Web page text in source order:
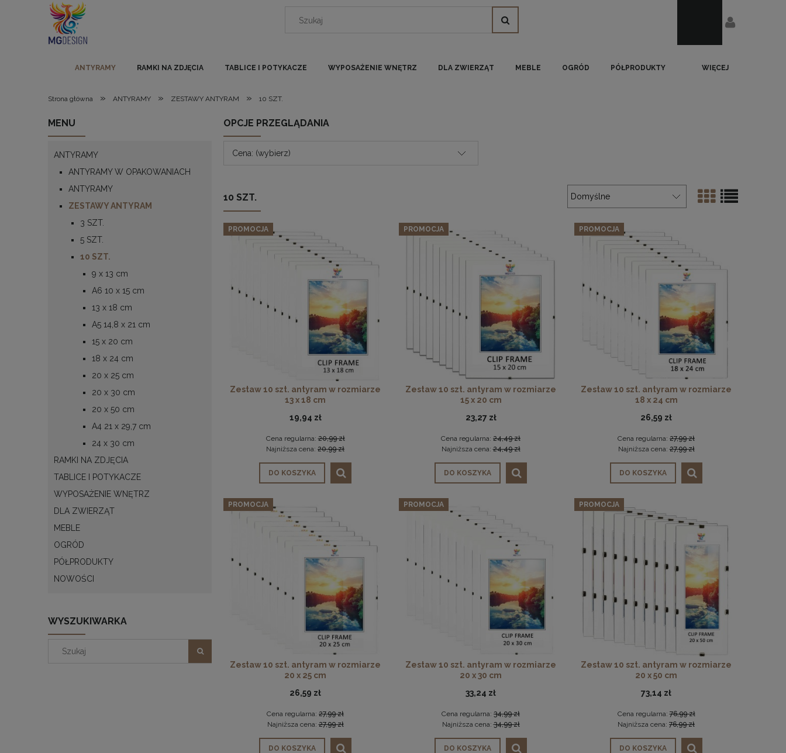
ANTYRAMY RAMKI NA ZDJĘCIA TABLICE I POTYKACZE WYPOSAŻENIE WNĘTRZ DLA ZWIERZĄT MEBLE OGRÓD PÓŁPRODUKTY WIĘCEJ
Strona główna » ANTYRAMY » ZESTAWY ANTYRAM » 10 SZT.
MENU
ANTYRAMY
ANTYRAMY W OPAKOWANIACH
ANTYRAMY
ZESTAWY ANTYRAM
3 SZT.
5 SZT.
10 SZT.
9 x 13 cm
A6 10 x 15 cm
13 x 18 cm
A5 14,8 x 21 cm
15 x 20 cm
18 x 24 cm
20 x 25 cm
20 x 30 cm
20 x 50 cm
A4 21 x 29,7 cm
24 x 30 cm
RAMKI NA ZDJĘCIA
TABLICE I POTYKACZE
WYPOSAŻENIE WNĘTRZ
DLA ZWIERZĄT
MEBLE
OGRÓD
PÓŁPRODUKTY
NOWOŚCI
WYSZUKIWARKA
OPCJE PRZEGLĄDANIA
Cena: (wybierz)
10 SZT.
Zestaw 10 szt. antyram w rozmiarze
13 x 18 cm
19,94 zł
Cena regularna:20,99 zł
Najniższa cena: 20,99 zł
DO KOSZYKA
PROMOCJA
Zestaw 10 szt. antyram w rozmiarze
15 x 20 cm
23,27 zł
Cena regularna: 24,49 zł
Najniższa cena:24,49 zł
DO KOSZYKA
PROMOCJA
Zestaw 10 szt. antyram w rozmiarze
18 x 24 cm
26,59 zł
Cena regularna: 27,99 zł
Najniższa cena:27,99 zł
DO KOSZYKA
PROMOCJA
Zestaw 10 szt. antyram w rozmiarze
20 x 25 cm
26,59 zł
Cena regularna: 27,99 zł
Najniższa cena:27,99 zł
DO KOSZYKA
PROMOCJA
Zestaw 10 szt. antyram w rozmiarze
20 x 30 cm
33,24 zł
Cena regularna: 34,99 zł
Najniższa cena:34,99 zł
DO KOSZYKA
PROMOCJA
Zestaw 10 szt. antyram w rozmiarze
20 x 50 cm
73,14 zł
Cena regularna:76,99 zł
Najniższa cena: 76,99 zł
DO KOSZYKA
PROMOCJA